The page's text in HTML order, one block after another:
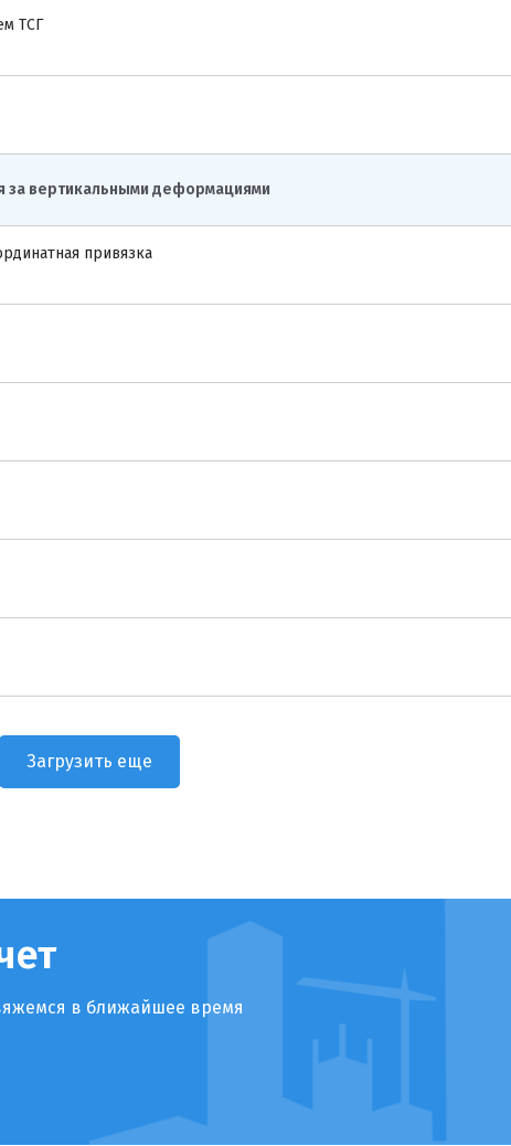
ТСГ
за вертикальными деформациями
привязка
Загрузить еще
в ближайшее время